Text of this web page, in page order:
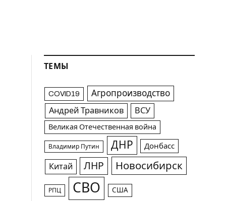
ТЕМЫ
COVID19 Агропроизводство
Андрей Травников ВСУ
Великая Отечественная война
Владимир Путин ДНР Донбасс
Китай ЛНР Новосибирск
РПЦ СВО США